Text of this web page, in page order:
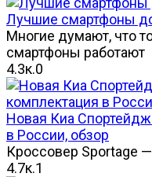
Лучшие смартфоны
Многие думают, что
смартфоны работают
4.3к.0
Новая Киа
в России, обзор
Кроссовер Sportage
4.7к.1